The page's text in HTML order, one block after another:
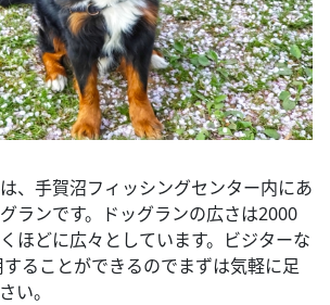
、手賀沼フィッシングセンター内にあ
ランです。ドッグランの広さは2000
ほどに広々としています。ビジターな
ることができるのでまずは気軽に足
い。